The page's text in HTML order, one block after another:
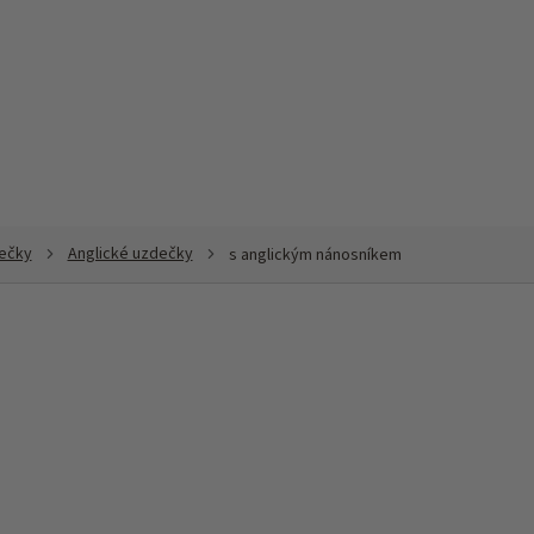
Anglické uzdečky s anglickým nánosníkem